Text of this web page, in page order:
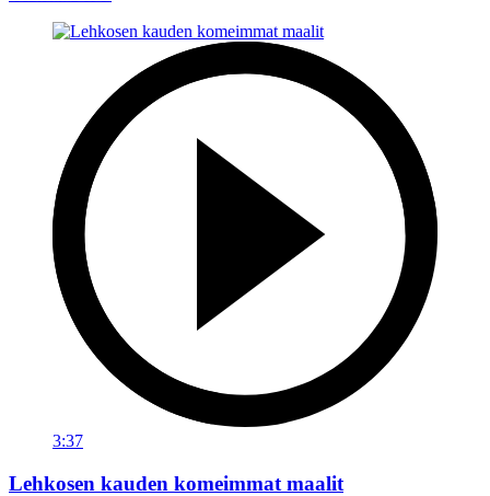
3:37
Lehkosen kauden komeimmat maalit